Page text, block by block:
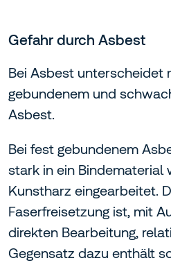
Gefahr durch Asbest
Bei Asbest unterscheidet
gebundenem und
Asbest.
Bei fest gebundenem
stark in ein Bindematerial
Kunstharz eingearbeitet.
Faserfreisetzung ist, mit
direkten Bearbeitung,
Gegensatz dazu enthält